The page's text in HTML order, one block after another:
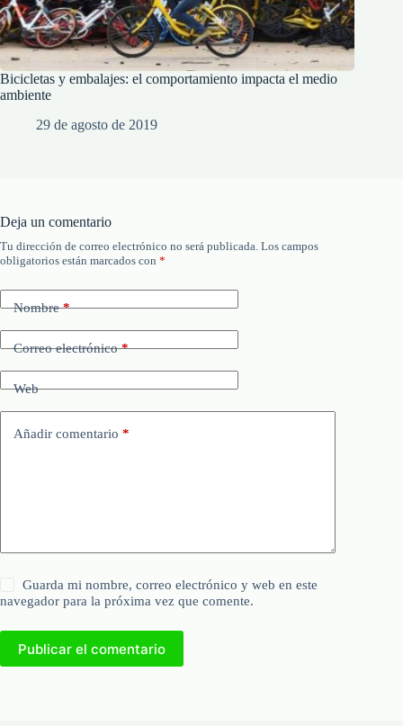
Bicicletas y embalajes: el comportamiento impacta el medio
ambiente
29 de agosto de 2019
Deja un comentario
Tu dirección de correo electrónico no será publicada. Los campos
obligatorios están marcados con *
Nombre*
Correo electrónico*
Web
Añadir comentario *
Guarda mi nombre, correo electrónico y web en este
navegador para la próxima vez que comente.
Publicar el comentario